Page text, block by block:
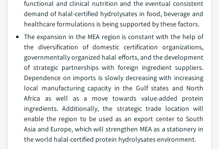
functional and clinical nutrition and the eventual consistent
demand of halal-certified hydrolysates in food, beverage and
healthcare formulations is being supported by these factors.
The expansion in the MEA region is constant with the help of
the diversification of domestic certification organizations,
governmentally organized halal efforts, and the development
of strategic partnerships with foreign ingredient suppliers.
Dependence on imports is slowly decreasing with increasing
local manufacturing capacity in the Gulf states and North
Africa as well as a move towards value-added protein
ingredients. Additionally, the strategic trade location will
enable the region to be used as an export center to South
Asia and Europe, which will strengthen MEA as a stationery in
the world halal-certified protein hydrolysates environment.